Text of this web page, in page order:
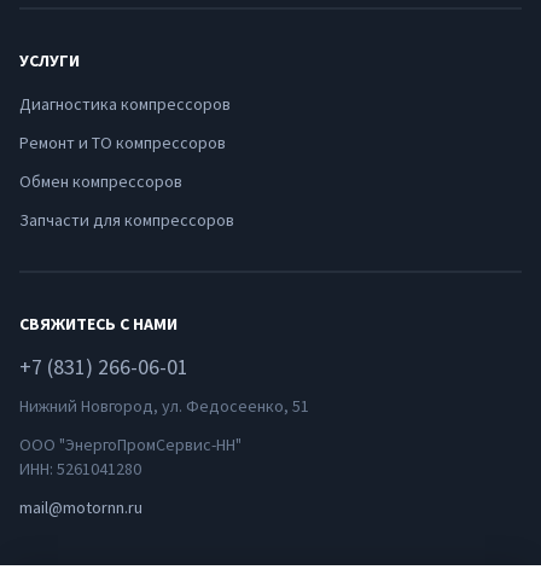
УСЛУГИ
Диагностика компрессоров
Ремонт и ТО компрессоров
Обмен компрессоров
Запчасти для компрессоров
СВЯЖИТЕСЬ С НАМИ
+7 (831) 266-06-01
Нижний Новгород, ул. Федосеенко, 51
ООО "ЭнергоПромСервис-НН"
ИНН: 5261041280
mail@motornn.ru